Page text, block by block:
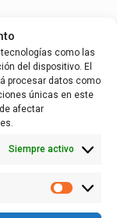
como las
del dispositivo. El
procesar datos como
únicas en este
afectar
Siempre activo